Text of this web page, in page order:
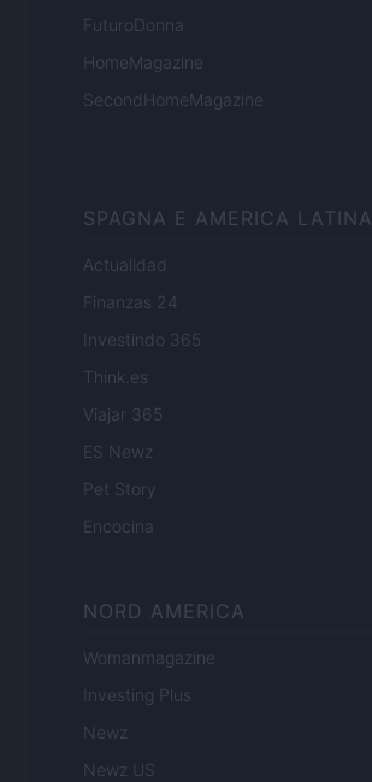
FuturoDonna
HomeMagazine
SecondHomeMagazine
SPAGNA E AMERICA LATINA
Actualidad
Finanzas 24
Investindo 365
Think.es
Viajar 365
ES Newz
Pet Story
Encocina
NORD AMERICA
Womanmagazine
Investing Plus
Newz
Newz US